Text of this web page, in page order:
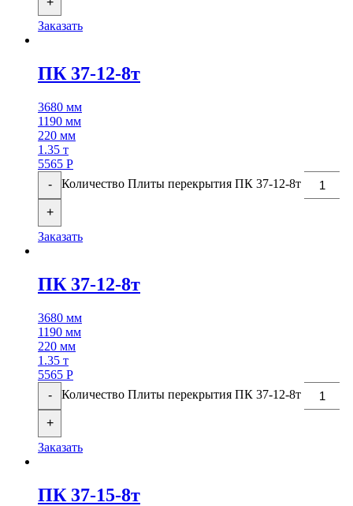
Заказать
ПК 37-12-8т
3680 мм
1190 мм
220 мм
1.35 т
5565 Р
-
Количество Плиты перекрытия ПК 37-12-8т
+
Заказать
ПК 37-12-8т
3680 мм
1190 мм
220 мм
1.35 т
5565 Р
-
Количество Плиты перекрытия ПК 37-12-8т
+
Заказать
ПК 37-15-8т